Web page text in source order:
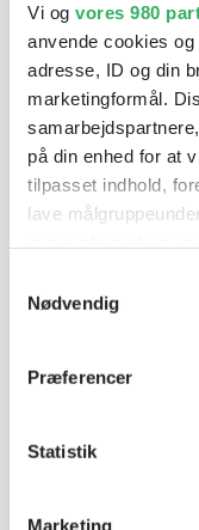
Vi og vores 980
anvende cookies
adresse, ID og din
marketingformål.
på din enhed for at
tilpasset indhold,
lave
tilbage eller ændre
Nødvendig
Præferencer
Statistik
Marketing
Mandag - Torsdag
Fredag
Jette Harding
T:+45 69 89 81 05